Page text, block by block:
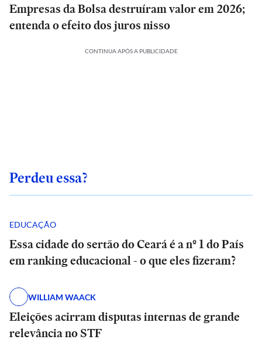
Empresas da Bolsa destruíram valor em 2026;
entenda o efeito dos juros nisso
CONTINUA APÓS A PUBLICIDADE
Perdeu essa?
EDUCAÇÃO
Essa cidade do sertão do Ceará é a nº 1 do País
em ranking educacional - o que eles fizeram?
WILLIAM WAACK
Eleições acirram disputas internas de grande
relevância no STF